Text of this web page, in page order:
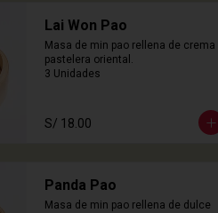
Lai Won Pao
Masa de min pao rellena de crema
pastelera oriental.
3 Unidades
S/ 18.00
Panda Pao
Masa de min pao rellena de dulce